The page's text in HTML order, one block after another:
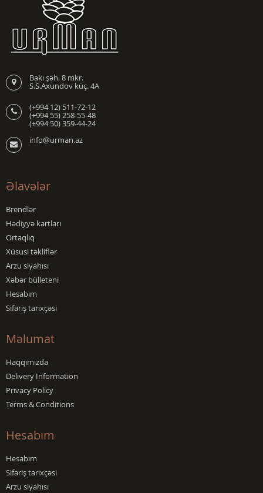
Bakı şəh. 8 mkr.
S.S.Axundov küç. 4A
(+994 12) 511-72-12
(+994 55) 258-55-48
(+994 50) 359-44-24
info@urman.az
Əlavələr
Brendlər
Hədiyyə kartları
Ortaqlıq
Xüsusi təkliflər
Arzu siyahısı
Xəbər bülleteni
Hesabım
Sifariş tarixçəsi
Məlumat
Haqqımızda
Delivery Information
Privacy Policy
Terms & Conditions
Hesabım
Hesabım
Sifariş tarixçəsi
Arzu siyahısı